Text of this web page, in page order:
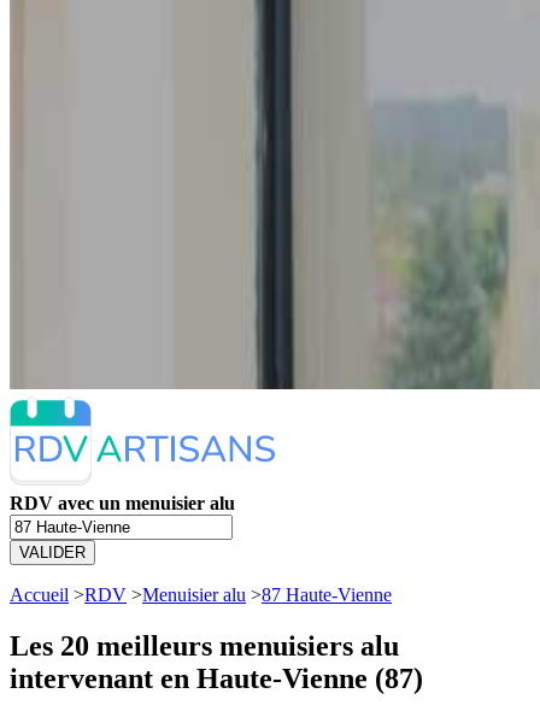
RDV avec un menuisier alu
VALIDER
Accueil >RDV >Menuisier alu >87 Haute-Vienne
Les 20 meilleurs menuisiers alu
intervenant en Haute-Vienne (87)